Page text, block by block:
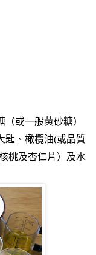
（或一般黃砂糖）
匙、橄欖油(或品質
桃及杏仁片）及水